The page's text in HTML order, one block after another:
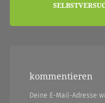
kommentieren
Deine E-Mail-Adresse